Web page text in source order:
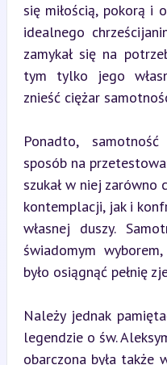
się miłością, pokorą i
idealnego
zamykał się na
tym tylko jego
znieść ciężar
Ponadto,
sposób na
szukał w niej zarówno
kontemplacji, jak i
własnej duszy.
świadomym
było osiągnąć pełnię
Należy jednak
legendzie o św.
obarczona była także